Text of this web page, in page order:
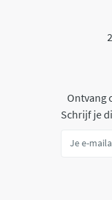
Ontvang
Schrijf je